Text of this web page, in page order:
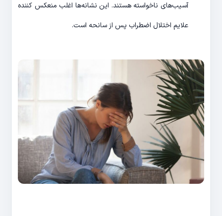
آسیب‌های ناخواسته هستند. این نشانه‌ها اغلب منعکس کننده
علایم اختلال اضطراب پس از سانحه است.